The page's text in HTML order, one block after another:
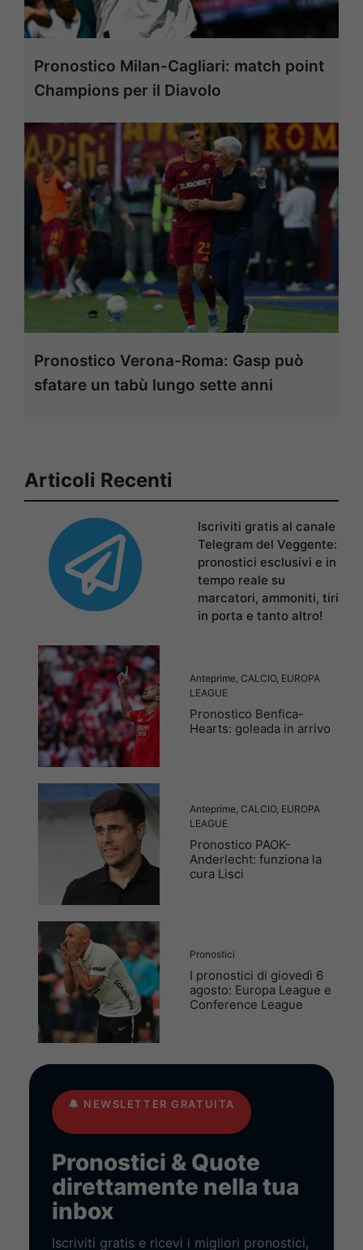
Pronostico Milan-Cagliari: match point
Champions per il Diavolo
Pronostico Verona-Roma: Gasp può
sfatare un tabù lungo sette anni
Articoli Recenti
Iscriviti gratis al canale
Telegram del Veggente:
pronostici esclusivi e in
tempo reale su
marcatori, ammoniti, tiri
in porta e tanto altro!
Anteprime, CALCIO, EUROPA
LEAGUE
Pronostico Benfica-
Hearts: goleada in arrivo
Anteprime, CALCIO, EUROPA
LEAGUE
Pronostico PAOK-
Anderlecht: funziona la
cura Lisci
Pronostici
I pronostici di giovedì 6
agosto: Europa League e
Conference League
🔔 NEWSLETTER GRATUITA
Pronostici & Quote
direttamente nella tua
inbox
Iscriviti gratis e ricevi i migliori pronostici,